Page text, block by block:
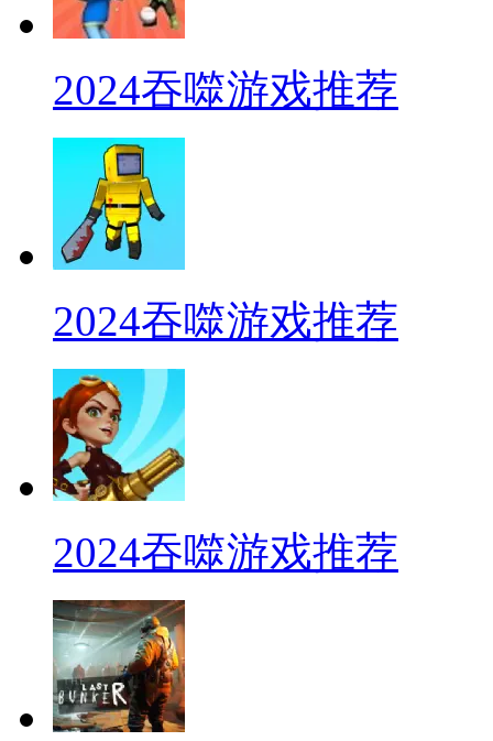
2024吞噬游戏推荐
2024吞噬游戏推荐
2024吞噬游戏推荐